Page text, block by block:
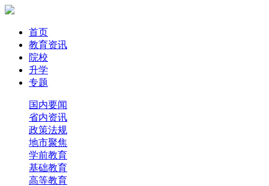
首页
教育资讯
院校
升学
专题
国内要闻
省内资讯
政策法规
地市聚焦
学前教育
基础教育
高等教育